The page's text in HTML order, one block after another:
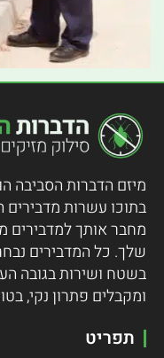
מיזם הדברות הסביבה
בתוכו עשרות מדבירים
מחבר אותך למדבירים
שלך. כל המדבירים
בשטח ושירות בגובה
ומקבלים פתרון נקי,
תפריט